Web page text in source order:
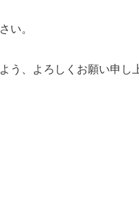
い。
う、よろしくお願い申し